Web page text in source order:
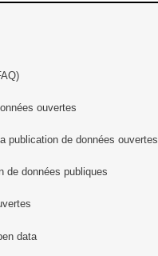
ouvertes
publication de données ouvertes
de données publiques
data